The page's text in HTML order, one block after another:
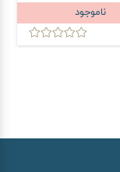
لیتر
ناموجود